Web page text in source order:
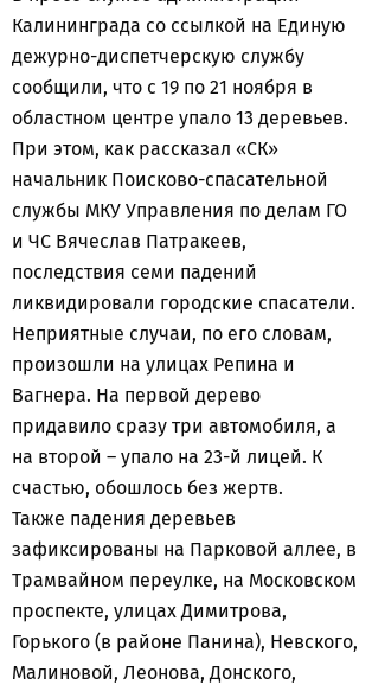
Калининграда со ссылкой на Единую
дежурно-диспетчерскую службу
сообщили, что с 19 по 21 ноября в
областном центре упало 13 деревьев.
При этом, как рассказал «СК»
начальник Поисково-спасательной
службы МКУ Управления по делам ГО
и ЧС Вячеслав Патракеев,
последствия семи падений
ликвидировали городские спасатели.
Неприятные случаи, по его словам,
произошли на улицах Репина и
Вагнера. На первой дерево
придавило сразу три автомобиля, а
на второй – упало на 23-й лицей. К
счастью, обошлось без жертв.
Также падения деревьев
зафиксированы на Парковой аллее, в
Трамвайном переулке, на Московском
проспекте, улицах Димитрова,
Горького (в районе Панина), Невского,
Малиновой, Леонова, Донского,